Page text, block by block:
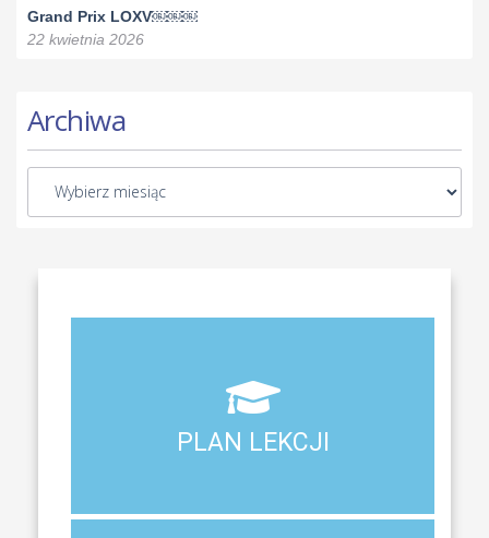
Grand Prix LOXV￼￼￼
22 kwietnia 2026
Archiwa
PLAN LEKCJI
PLAN LEKCJI